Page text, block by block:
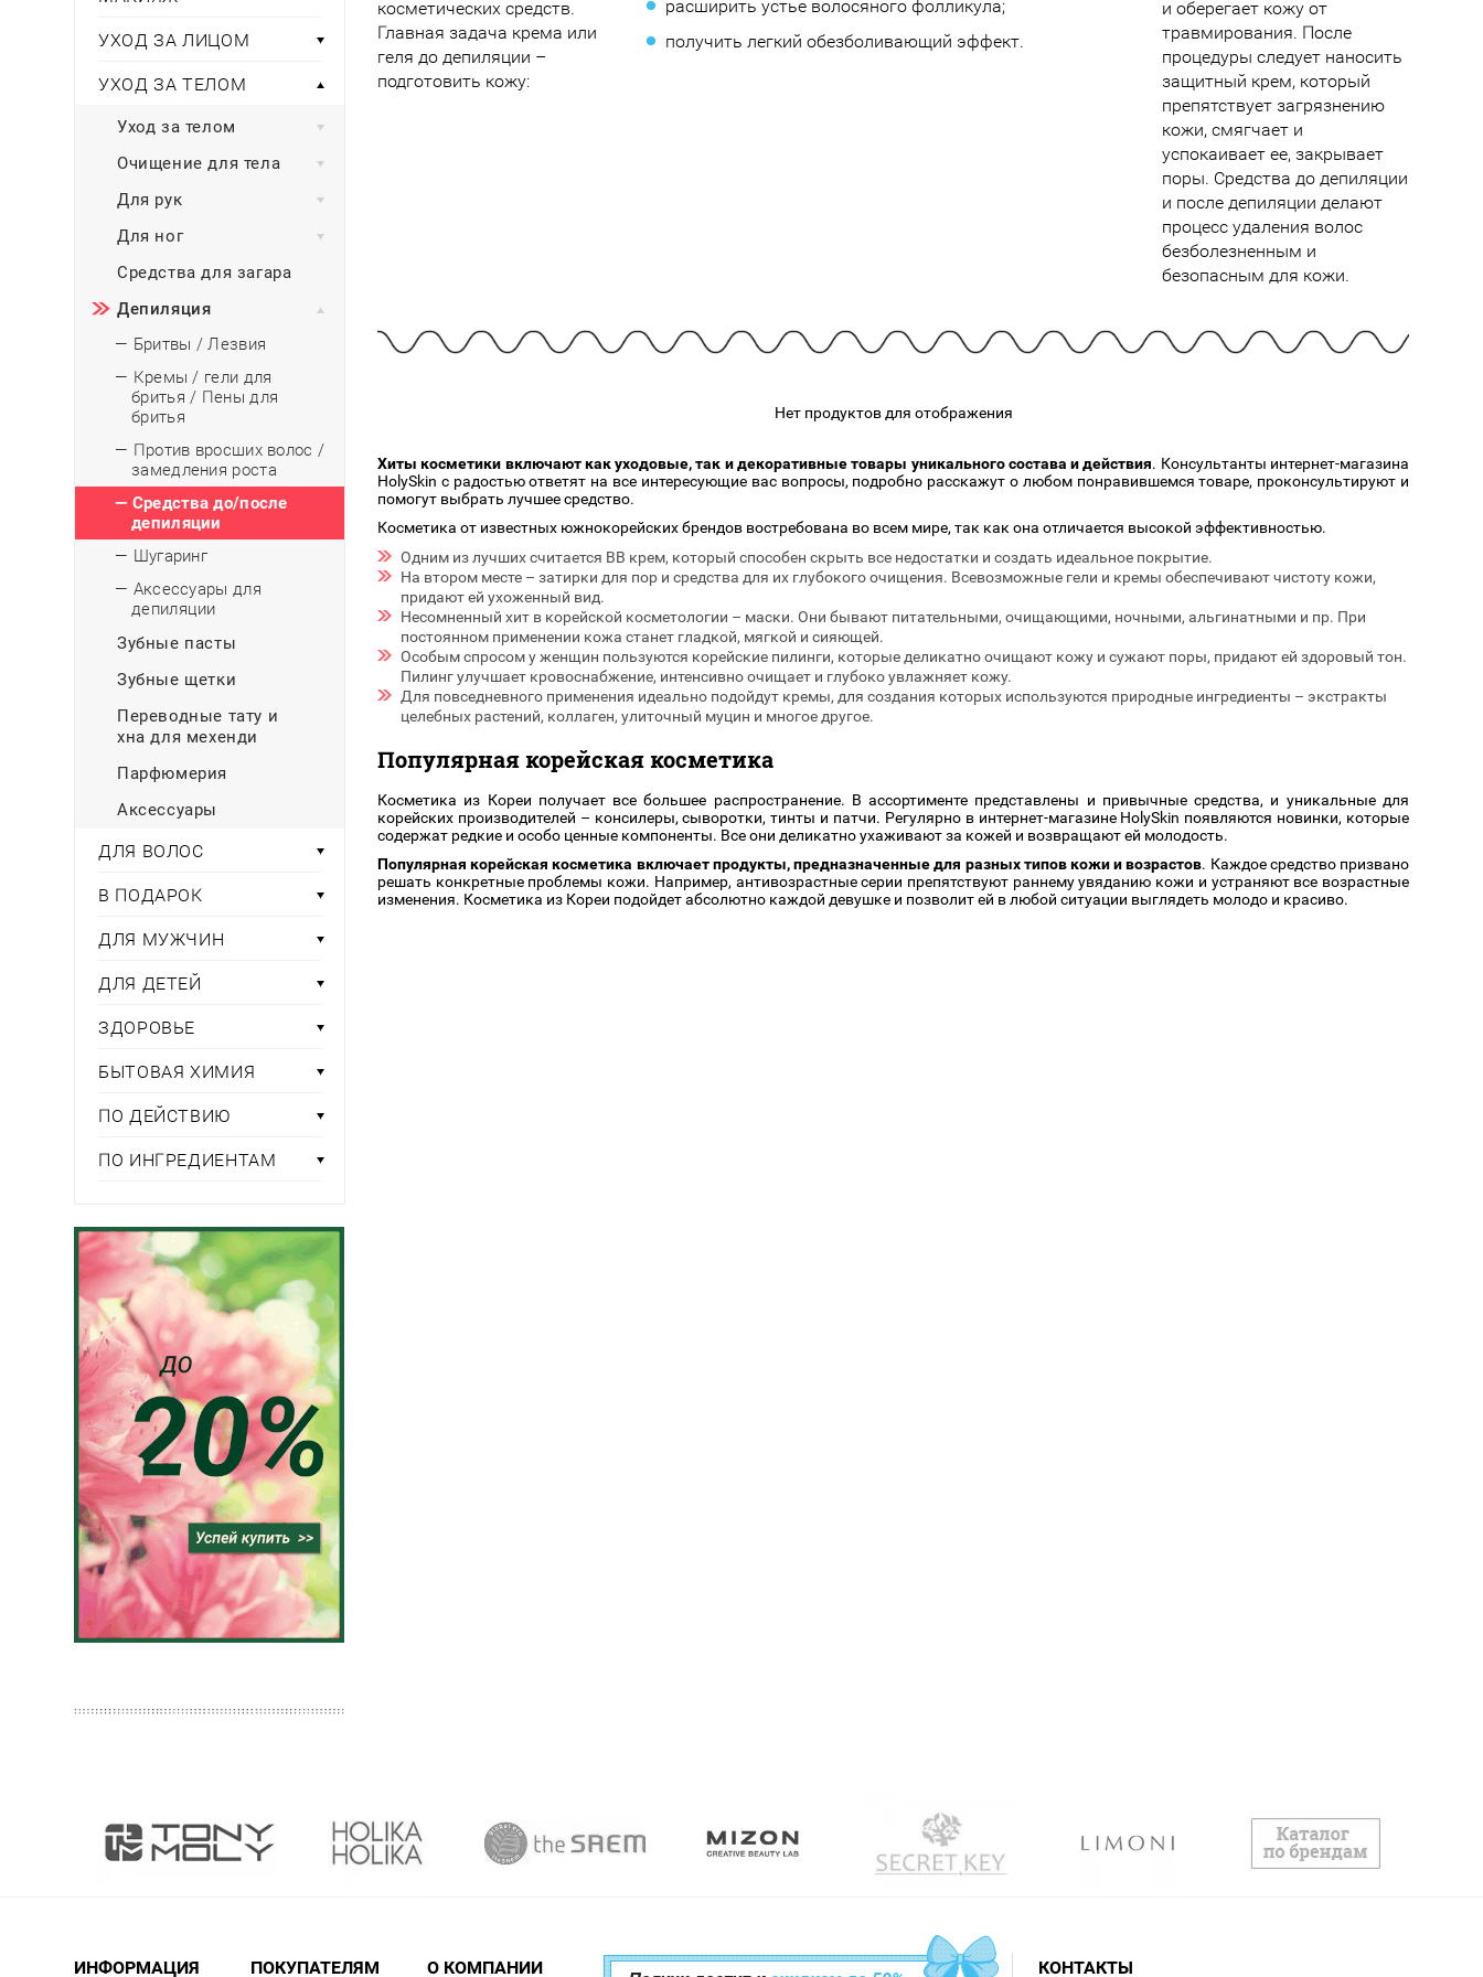
В подарок
Для мужчин
Здоровье
Бытовая химия
Подборки
Румяна
Для фиксации макияжа
Тональные основы
Хайлайтер / Бронзатор
ДЛЯ ГУБ
Универсальные кисти
косметики всегда в наличии! Все бренды >>
подарочные наборы
Подборки
Туши для ресниц
УХОД ЗА ЛИЦОМ
УХОД ЗА ТЕЛОМ
Уход за телом
Очищение для тела
Для рук
Для ног
Средства для загара
Депиляция
— Бритвы / Лезвия
— Кремы / гели для
бритья / Пены для
бритья
— Против вросших волос /
замедления роста
— Средства до/после
депиляции
— Шугаринг
— Аксессуары для
депиляции
Зубные пасты
Зубные щетки
Переводные тату и
хна для мехенди
Парфюмерия
Аксессуары
ДЛЯ ВОЛОС
В ПОДАРОК
ДЛЯ МУЖЧИН
ДЛЯ ДЕТЕЙ
ЗДОРОВЬЕ
БЫТОВАЯ ХИМИЯ
ПО ДЕЙСТВИЮ
ПО ИНГРЕДИЕНТАМ
косметических средств.
Главная задача крема или
геля до депиляции –
подготовить кожу:
расширить устье волосяного фолликула;
получить легкий обезболивающий эффект.
и оберегает кожу от
травмирования. После
процедуры следует наносить
защитный крем, который
препятствует загрязнению
кожи, смягчает и
успокаивает ее, закрывает
поры. Средства до депиляции
и после депиляции делают
процесс удаления волос
безболезненным и
безопасным для кожи.
Нет продуктов для отображения
Хиты косметики включают как уходовые, так и декоративные товары уникального состава и действия. Консультанты интернет-магазина
HolySkin с радостью ответят на все интересующие вас вопросы, подробно расскажут о любом понравившемся товаре, проконсультируют и
помогут выбрать лучшее средство.
Косметика от известных южнокорейских брендов востребована во всем мире, так как она отличается высокой эффективностью.
Одним из лучших считается BB крем, который способен скрыть все недостатки и создать идеальное покрытие.
На втором месте – затирки для пор и средства для их глубокого очищения. Всевозможные гели и кремы обеспечивают чистоту кожи,
придают ей ухоженный вид.
Несомненный хит в корейской косметологии – маски. Они бывают питательными, очищающими, ночными, альгинатными и пр. При
постоянном применении кожа станет гладкой, мягкой и сияющей.
Особым спросом у женщин пользуются корейские пилинги, которые деликатно очищают кожу и сужают поры, придают ей здоровый тон.
Пилинг улучшает кровоснабжение, интенсивно очищает и глубоко увлажняет кожу.
Для повседневного применения идеально подойдут кремы, для создания которых используются природные ингредиенты – экстракты
целебных растений, коллаген, улиточный муцин и многое другое.
Популярная корейская косметика
Косметика из Кореи получает все большее распространение. В ассортименте представлены и привычные средства, и уникальные для
корейских производителей – консилеры, сыворотки, тинты и патчи. Регулярно в интернет-магазине HolySkin появляются новинки, которые
содержат редкие и особо ценные компоненты. Все они деликатно ухаживают за кожей и возвращают ей молодость.
Популярная корейская косметика включает продукты, предназначенные для разных типов кожи и возрастов. Каждое средство призвано
решать конкретные проблемы кожи. Например, антивозрастные серии препятствуют раннему увяданию кожи и устраняют все возрастные
изменения. Косметика из Кореи подойдет абсолютно каждой девушке и позволит ей в любой ситуации выглядеть молодо и красиво.
ИНФОРМАЦИЯ ПОКУПАТЕЛЯМ О КОМПАНИИ КОНТАКТЫ